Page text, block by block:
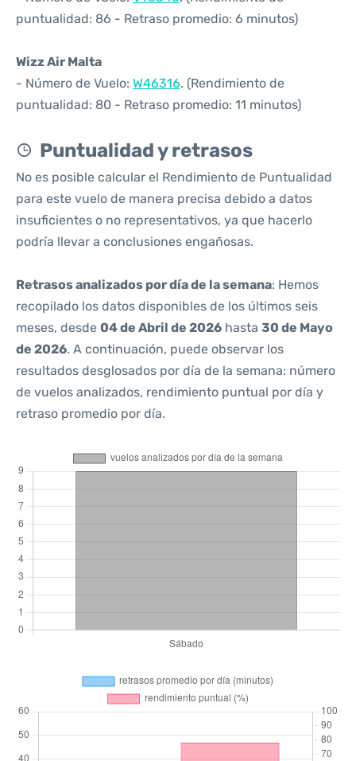
puntualidad: 86 - Retraso promedio: 6 minutos)
Wizz Air Malta
- Número de Vuelo: W46316. (Rendimiento de
puntualidad: 80 - Retraso promedio: 11 minutos)
Puntualidad y retrasos
No es posible calcular el Rendimiento de Puntualidad
para este vuelo de manera precisa debido a datos
insuficientes o no representativos, ya que hacerlo
podría llevar a conclusiones engañosas.
Retrasos analizados por día de la semana: Hemos
recopilado los datos disponibles de los últimos seis
meses, desde 04 de Abril de 2026 hasta 30 de Mayo
de 2026. A continuación, puede observar los
resultados desglosados por día de la semana: número
de vuelos analizados, rendimiento puntual por día y
retraso promedio por día.